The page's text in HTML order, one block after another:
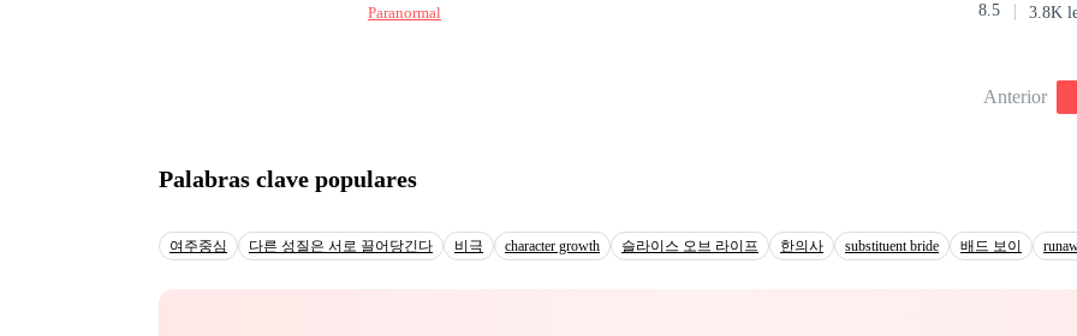
fango. La guerra es próxima y su inicio será por la llave que es capaz de abrir el peligroso portal hacia la tierra
la misión de dividirla en 7 partes. El viaje ha de comenzar evadiendo al enemigo pero a
Paranormal 8.5 3.8K
Anterior
Palabras clave populares
여주중심 다른 성질은 서로 끌어당긴다 비극 character growth 슬라이스 오브 라이프 한의사 substituent bride 배드 보이